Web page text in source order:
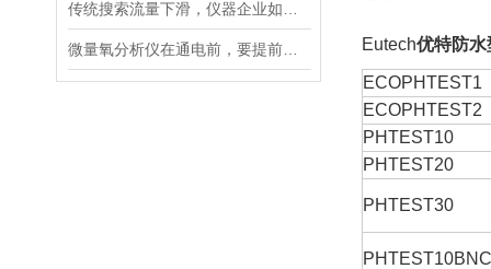
Eutech优特防水
ECOPHTEST1
ECOPHTEST2
PHTEST10
PHTEST20
PHTEST30
PHTEST10BNC